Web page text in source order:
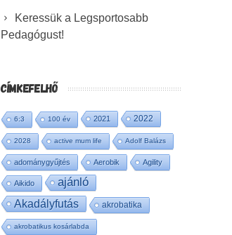
Keressük a Legsportosabb
Pedagógust!
CÍMKEFELHŐ
6:3 100 év 2021 2022
2028 active mum life Adolf Balázs
adománygyűjtés Aerobik Agility
Aikido ajánló
Akadályfutás akrobatika
akrobatikus kosárlabda